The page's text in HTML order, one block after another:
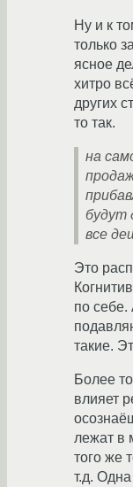
Ну и к
только
ясное
хитро
других
то так.
на
будут
все
Это
по себе.
такие.
Более
влияет
лежат в
того же
т.д.